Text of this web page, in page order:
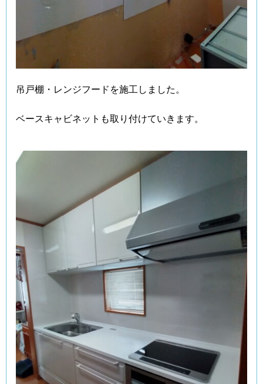
吊戸棚・レンジフードを施工しました。
ベースキャビネットも取り付けていきます。